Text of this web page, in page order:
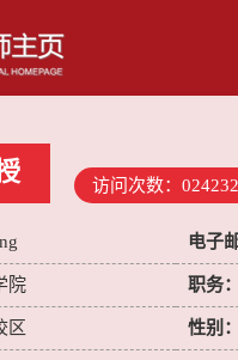
访问次数： 024232
电子
院 职务：
区 性别：